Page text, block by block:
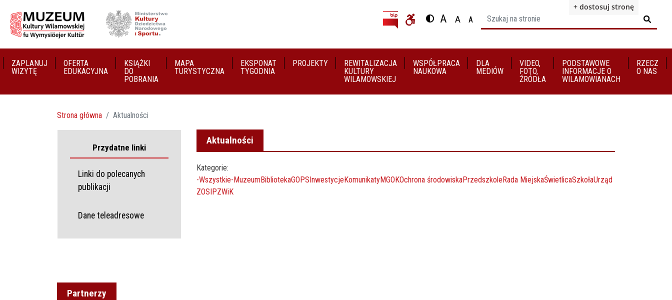
+ dostosuj stronę
Przełącz na motyw wysokiej widoczności
A
A
Ustaw rozmiar czcionki na 125%
A
Ustaw rozmiar czcionki na 100%

ZAPLANUJ
WIZYTĘ
OFERTA
EDUKACYJNA
KSIĄŻKI
DO
POBRANIA
MAPA
TURYSTYCZNA
EKSPONAT
TYGODNIA
PROJEKTY
REWITALIZACJA
KULTURY
WILAMOWSKIEJ
WSPÓŁPRACA
NAUKOWA
DLA
MEDIÓW
VIDEO,
FOTO,
ŹRÓDŁA
​​​​​​​PODSTAWOWE
INFORMACJE O
WILAMOWIANACH
RZECZ
O NAS
Strona główna Aktualności
Aktualności
Kategorie:
-Wszystkie- Muzeum BibliotekaGOPS Inwestycje KomunikatyMGOKOchrona środowiskaPrzedszkole Rada MiejskaŚwietlicaSzkołaUrząd
ZOSIPZWiK
Przydatne linki
Linki do polecanych
publikacji
Dane teleadresowe
Partnerzy